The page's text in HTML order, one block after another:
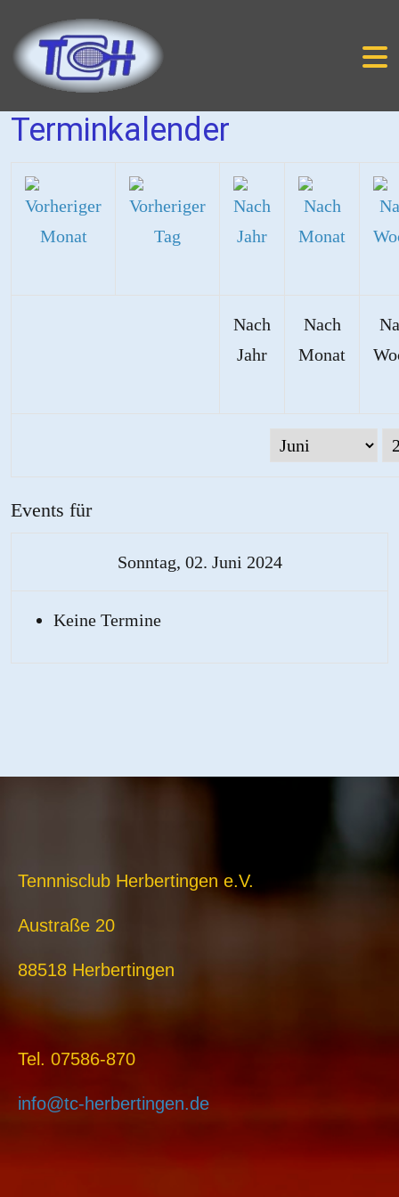
Terminkalender
Nach
Jahr
Nach
Monat
Events für
Sonntag, 02. Juni 2024
Keine Termine
Tennnisclub Herbertingen e.V.
Austraße 20
88518 Herbertingen
Tel. 07586-870
info@tc-herbertingen.de